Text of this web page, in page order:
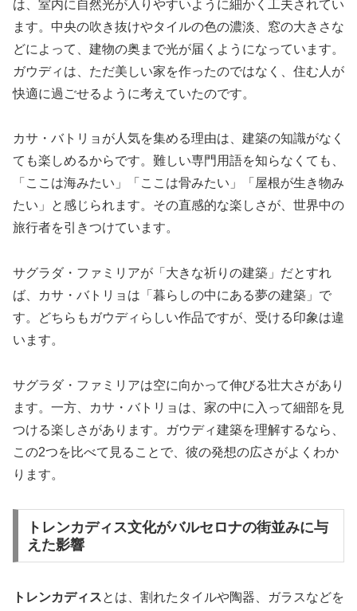
は、室内に自然光が入りやすいように細かく工夫されてい
ます。中央の吹き抜けやタイルの色の濃淡、窓の大きさな
どによって、建物の奥まで光が届くようになっています。
ガウディは、ただ美しい家を作ったのではなく、住む人が
快適に過ごせるように考えていたのです。
カサ・バトリョが人気を集める理由は、建築の知識がなく
ても楽しめるからです。難しい専門用語を知らなくても、
「ここは海みたい」「ここは骨みたい」「屋根が生き物み
たい」と感じられます。その直感的な楽しさが、世界中の
旅行者を引きつけています。
サグラダ・ファミリアが「大きな祈りの建築」だとすれ
ば、カサ・バトリョは「暮らしの中にある夢の建築」で
す。どちらもガウディらしい作品ですが、受ける印象は違
います。
サグラダ・ファミリアは空に向かって伸びる壮大さがあり
ます。一方、カサ・バトリョは、家の中に入って細部を見
つける楽しさがあります。ガウディ建築を理解するなら、
この2つを比べて見ることで、彼の発想の広さがよくわか
ります。
トレンカディス文化がバルセロナの街並みに与
えた影響
トレンカディスとは、割れたタイルや陶器、ガラスなどを